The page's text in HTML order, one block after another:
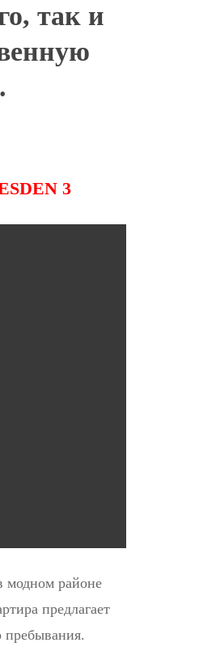
так и
3
модном районе
предлагает
пребывания.